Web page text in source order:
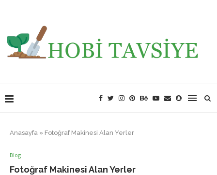
Anasayfa » Fotoğraf Makinesi Alan Yerler
Blog
Fotoğraf Makinesi Alan Yerler